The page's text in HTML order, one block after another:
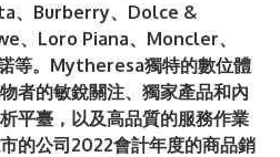
、Burberry、Dolce &
、Loro Piana、Moncler、
等。Mytheresa獨特的數位體
者的敏銳關注、獨家產品和內
平臺，以及高品質的服務作業
的公司2022會計年度的商品銷